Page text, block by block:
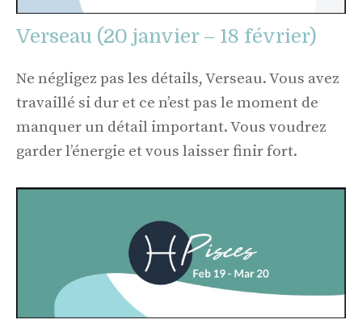
Verseau (20 janvier – 18 février)
Ne négligez pas les détails, Verseau. Vous avez
travaillé si dur et ce n’est pas le moment de
manquer un détail important. Vous voudrez
garder l’énergie et vous laisser finir fort.